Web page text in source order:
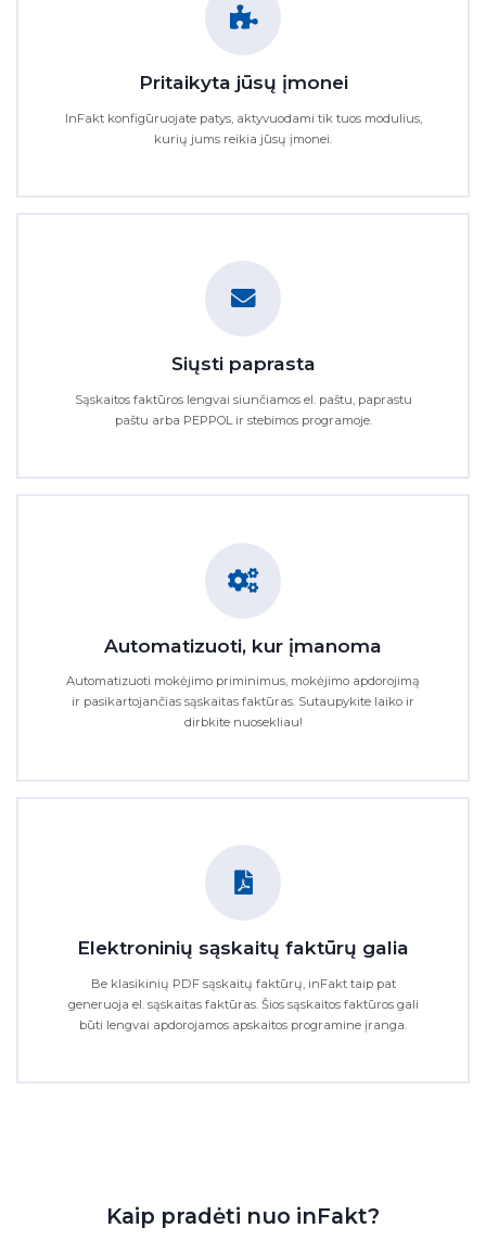
Pritaikyta jūsų įmonei
InFakt konfigūruojate patys, aktyvuodami tik tuos modulius,
kurių jums reikia jūsų įmonei.
Siųsti paprasta
Sąskaitos faktūros lengvai siunčiamos el. paštu, paprastu
paštu arba PEPPOL ir stebimos programoje.
Automatizuoti, kur įmanoma
Automatizuoti mokėjimo priminimus, mokėjimo apdorojimą
ir pasikartojančias sąskaitas faktūras. Sutaupykite laiko ir
dirbkite nuosekliau!
Elektroninių sąskaitų faktūrų galia
Be klasikinių PDF sąskaitų faktūrų, inFakt taip pat
generuoja el. sąskaitas faktūras. Šios sąskaitos faktūros gali
būti lengvai apdorojamos apskaitos programine įranga.
Kaip pradėti nuo inFakt?